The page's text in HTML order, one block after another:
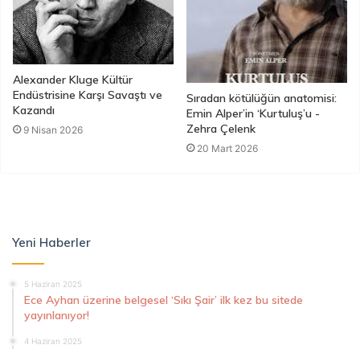
Alexander Kluge Kültür
Endüstrisine Karşı Savaştı ve
Kazandı
9 Nisan 2026
Sıradan kötülüğün anatomisi:
Emin Alper’in ‘Kurtuluş’u -
Zehra Çelenk
20 Mart 2026
Yeni Haberler
5 Haziran 2025
Ece Ayhan üzerine belgesel ‘Sıkı Şair’ ilk kez bu sitede
yayınlanıyor!
4 Haziran 2025